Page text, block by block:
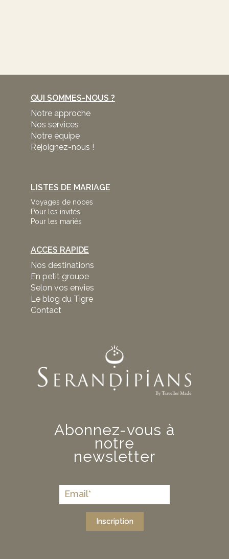
QUI SOMMES-NOUS ?
Notre approche
Nos services
Notre équipe
Rejoignez-nous !
LISTES DE MARIAGE
Voyages de noces
Pour les invités
Pour les mariés
ACCES RAPIDE
Nos destinations
En petit groupe
Selon vos envies
Le blog du Tigre
Contact
Abonnez-vous à
notre
newsletter
Inscription